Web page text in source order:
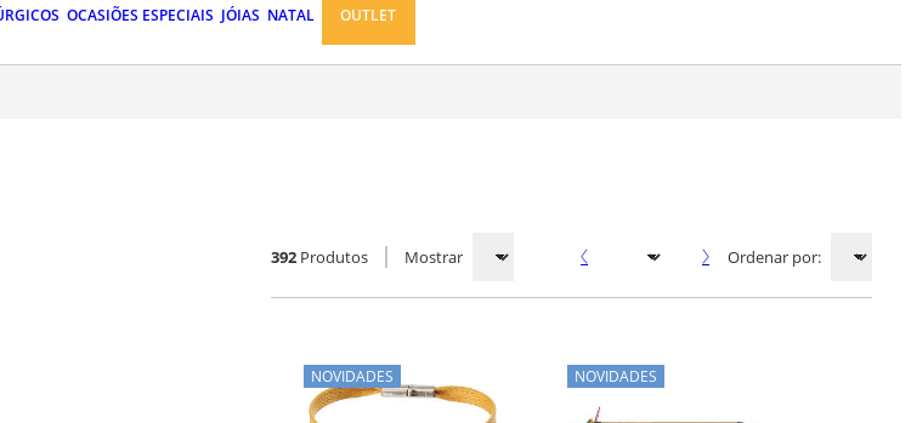
OCASIÕES ESPECIAIS JÓIAS NATAL OUTLET
392 Produtos Mostrar Ordenar por:
NOVIDADES NOVIDADES